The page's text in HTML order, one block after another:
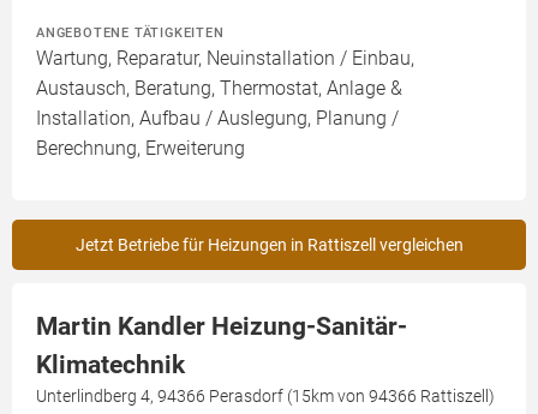
ANGEBOTENE TÄTIGKEITEN
Wartung, Reparatur, Neuinstallation / Einbau,
Austausch, Beratung, Thermostat, Anlage &
Installation, Aufbau / Auslegung, Planung /
Berechnung, Erweiterung
Jetzt Betriebe für Heizungen in Rattiszell vergleichen
Martin Kandler Heizung-Sanitär-
Klimatechnik
Unterlindberg 4, 94366 Perasdorf (15km von 94366 Rattiszell)